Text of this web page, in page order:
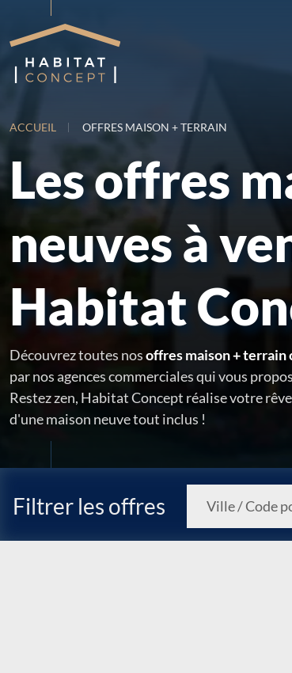
ACCUEIL OFFRES MAISON + TERRAIN
Les offres
neuves à
Habitat
Découvrez toutes nosoffres maison + terrain
par nos agences commerciales qui vous
Restez zen, Habitat Concept réalise votre
d'une maison neuve tout inclus !
Filtrer les offres